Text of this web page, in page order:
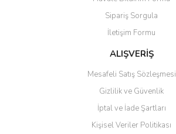
Ürün bilgilerinde hatalar bulunuyor.
Ürün fiyatı diğer sitelerden daha pahalı.
Bu ürüne benzer farklı alternatifler olmalı.
Gönder
Sipariş Sorgula
İletişim Formu
ALIŞVERİŞ
Mesafeli Satış Sözleşmesi
Gizlilik ve Güvenlik
İptal ve İade Şartları
Kişisel Veriler Politikası